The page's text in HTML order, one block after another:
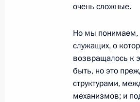
Перечень
21 сентября 2010
Дмитрий
очень сложные.
Но мы понимаем,
служащих, о
возвращалось к
быть, но это
структурами,
механизмов; и